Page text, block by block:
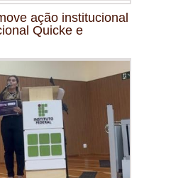
ação institucional
Quicke e